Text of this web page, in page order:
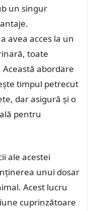
un singur
avea acces la un
toate
abordare
timpul petrecut
dar asigură și o
pentru
ale acestei
unui dosar
Acest lucru
cuprinzătoare